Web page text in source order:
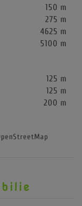
150 m
275 m
4625 m
5100 m
125 m
125 m
200 m